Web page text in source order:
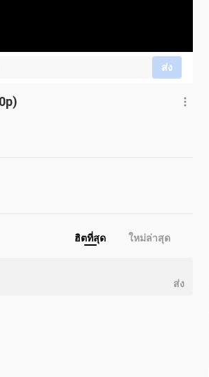
ส่ง
ฮิตที่สุด ใหม่ล่าสุด
ส่ง